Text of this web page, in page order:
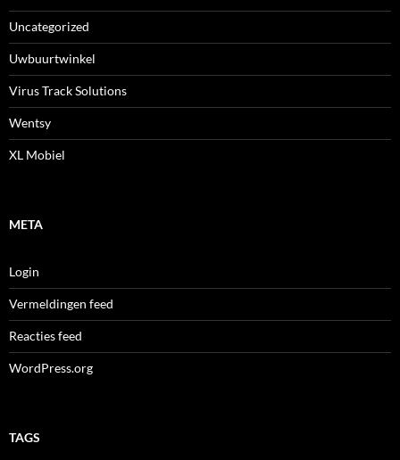
Uncategorized
Uwbuurtwinkel
Virus Track Solutions
Wentsy
XL Mobiel
META
Login
Vermeldingen feed
Reacties feed
WordPress.org
TAGS